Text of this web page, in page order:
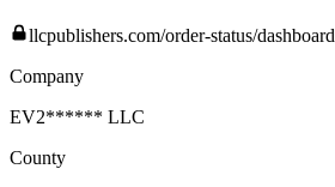
llcpublishers.com/order-status/dashboard
Company
EV2****** LLC
County